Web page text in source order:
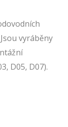
vyráběny
D05, D07).